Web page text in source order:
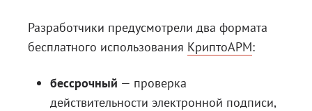
Разработчики предусмотрели два формата
бесплатного использования КриптоАРМ:
бессрочный — проверка
действительности электронной подписи,